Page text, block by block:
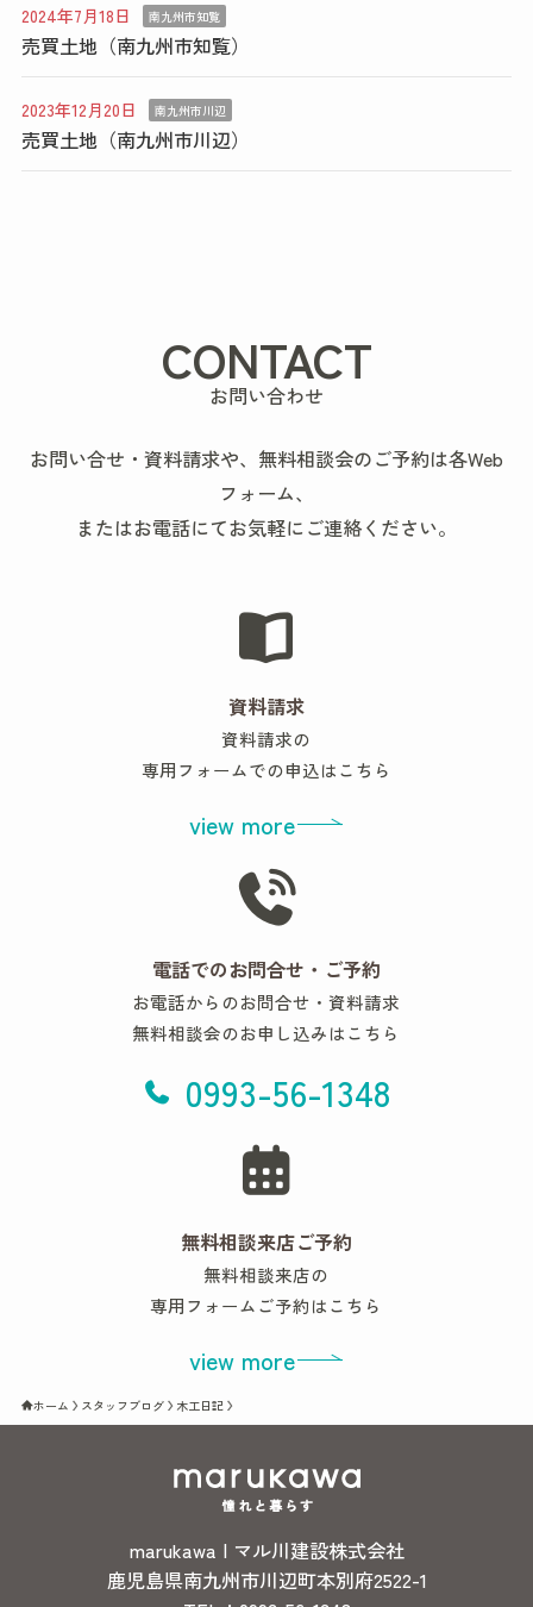
2024年7月18日 南九州市知覧
売買土地（南九州市知覧）
2023年12月20日 南九州市川辺
売買土地（南九州市川辺）
CONTACT
お問い合わせ
お問い合せ・資料請求や、無料相談会のご予約は各Web
フォーム、
またはお電話にてお気軽にご連絡ください。
資料請求
資料請求の
専用フォームでの申込はこちら
view more
電話でのお問合せ・ご予約
お電話からのお問合せ・資料請求
無料相談会のお申し込みはこちら
0993-56-1348
無料相談来店ご予約
無料相談来店の
専用フォームご予約はこちら
view more
ホーム スタッフブログ 木工日記
marukawa | マル川建設株式会社
鹿児島県南九州市川辺町本別府2522-1